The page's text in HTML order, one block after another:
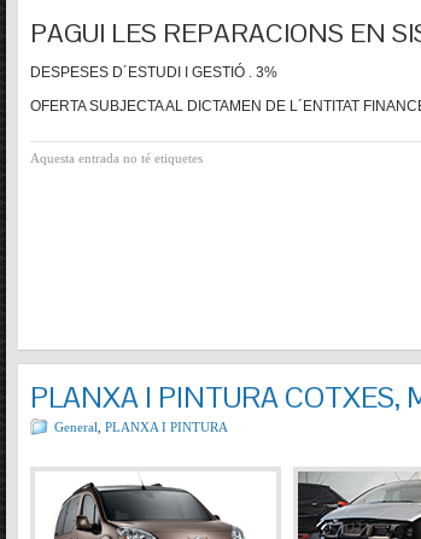
PAGUI LES REPARACIONS EN
DESPESES D´ESTUDI I GESTIÓ . 3%
OFERTA SUBJECTA AL DICTAMEN DE L´ENTITAT
Aquesta entrada no té etiquetes
PLANXA I PINTURA COTXES,
General PLANXA I PINTURA